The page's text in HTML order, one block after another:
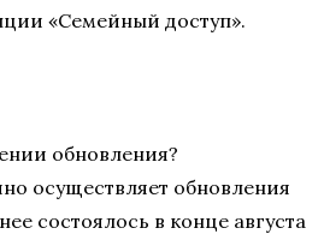
«Семейный доступ».
обновления?
осуществляет обновления
состоялось в конце августа